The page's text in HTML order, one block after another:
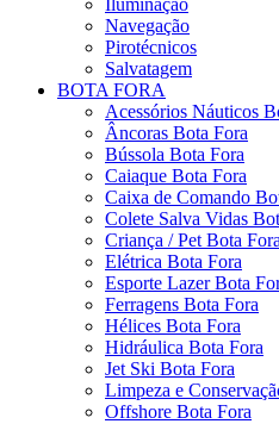
Navegação
Pirotécnicos
Salvatagem
BOTA FORA
Acessórios Náuticos
Âncoras Bota Fora
Bússola Bota Fora
Caiaque Bota Fora
Caixa de Comando
Colete Salva Vidas
Criança / Pet Bota Fora
Elétrica Bota Fora
Esporte Lazer Bota
Ferragens Bota Fora
Hélices Bota Fora
Hidráulica Bota Fora
Jet Ski Bota Fora
Limpeza e
Offshore Bota Fora